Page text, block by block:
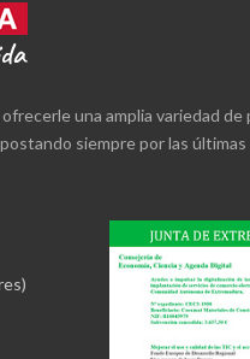
una amplia variedad
siempre por las